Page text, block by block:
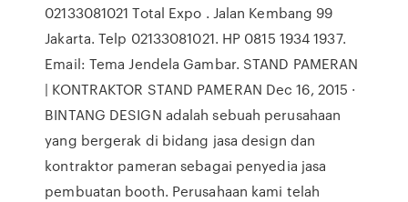
02133081021 Total Expo . Jalan Kembang 99
Jakarta. Telp 02133081021. HP 0815 1934 1937.
Email: Tema Jendela Gambar. STAND PAMERAN
| KONTRAKTOR STAND PAMERAN Dec 16, 2015 ·
BINTANG DESIGN adalah sebuah perusahaan
yang bergerak di bidang jasa design dan
kontraktor pameran sebagai penyedia jasa
pembuatan booth. Perusahaan kami telah